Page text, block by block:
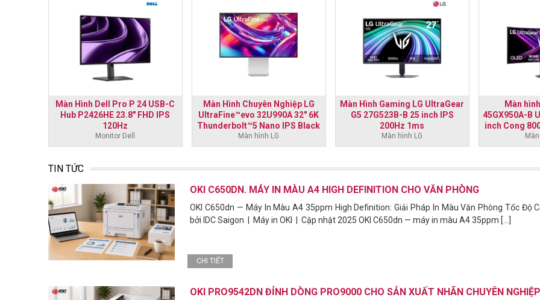
Màn Hình Dell Pro P 24 USB-C
Hub P2426HE 23.8" FHD IPS
120Hz
Monitor Dell
Màn Hình Chuyên Nghiệp LG
UltraFine™evo 32U990A 32" 6K
Thunderbolt™5 Nano IPS Black
Màn hình LG
Màn Hình Gaming LG UltraGear
G5 27G523B-B 25 inch IPS
200Hz 1ms
Màn hình LG
Màn
45GX950A-B
inch Cong
003ms
TIN TỨC
CHI TIẾT
OKI C650DN. MÁY IN MÀU A4 HIGH DEFINITION CHO VĂN PHÒNG
OKI C650dn — Máy In Màu A4 35ppm High Definition: Giải Pháp In Màu Văn Phòng Tốc Độ
bởi IDC Saigon | Máy in OKI | Cập nhật 2025 OKI C650dn — máy in màu A4 35ppm [...]
OKI PRO9542DN ĐỈNH DÒNG PRO9000 CHO SẢN XUẤT NHÃN CHUYÊN NGHIỆP